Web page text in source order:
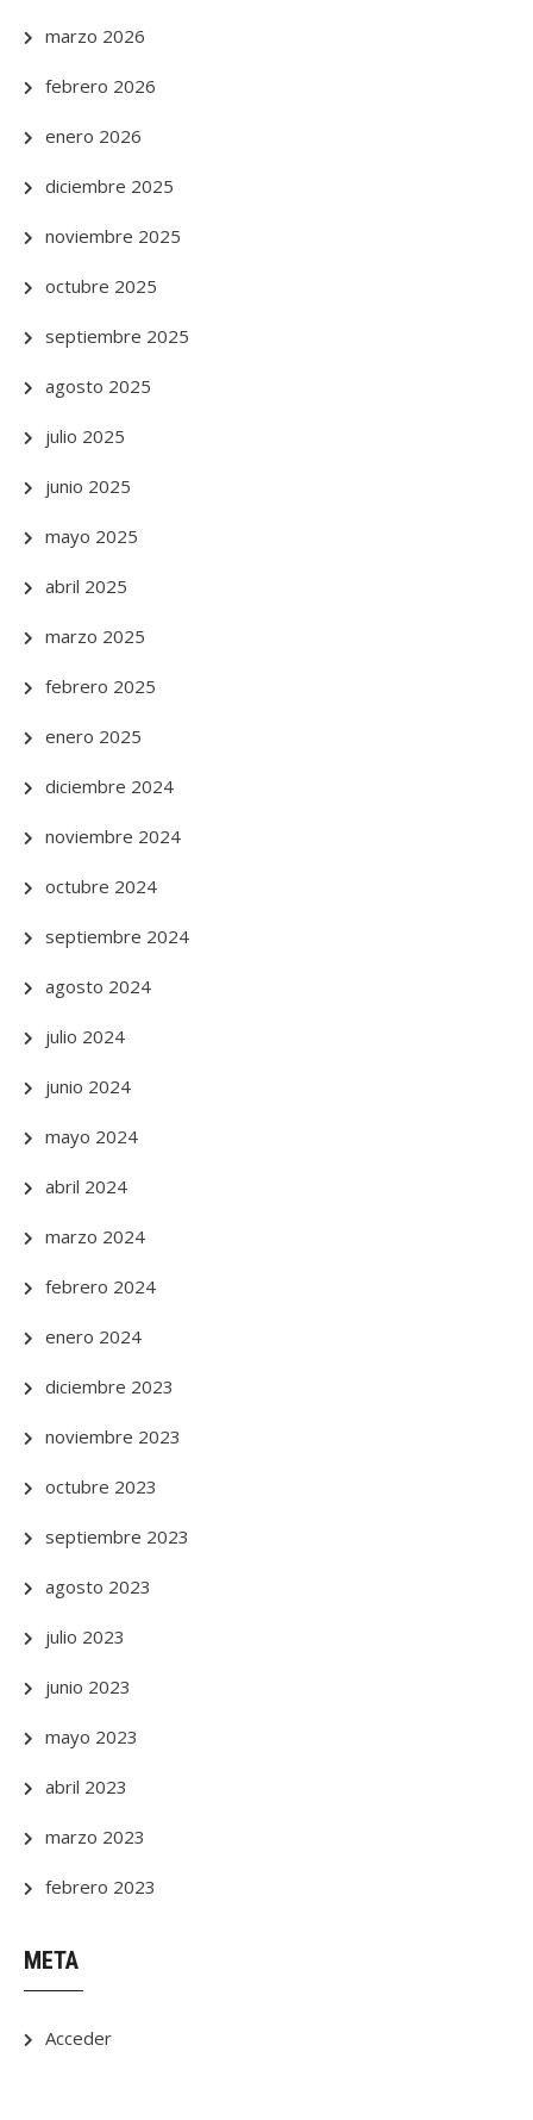
marzo 2026
febrero 2026
enero 2026
diciembre 2025
noviembre 2025
octubre 2025
septiembre 2025
agosto 2025
julio 2025
junio 2025
mayo 2025
abril 2025
marzo 2025
febrero 2025
enero 2025
diciembre 2024
noviembre 2024
octubre 2024
septiembre 2024
agosto 2024
julio 2024
junio 2024
mayo 2024
abril 2024
marzo 2024
febrero 2024
enero 2024
diciembre 2023
noviembre 2023
octubre 2023
septiembre 2023
agosto 2023
julio 2023
junio 2023
mayo 2023
abril 2023
marzo 2023
febrero 2023
META
Acceder